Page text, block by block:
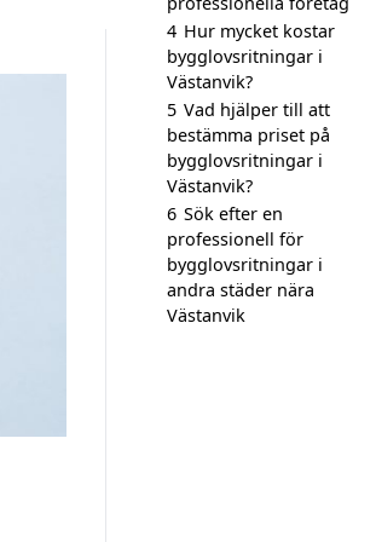
4 Hur mycket kostar
bygglovsritningar i
Västanvik?
5 Vad hjälper till att
bestämma priset på
bygglovsritningar i
Västanvik?
6 Sök efter en
professionell för
bygglovsritningar i
andra städer nära
Västanvik